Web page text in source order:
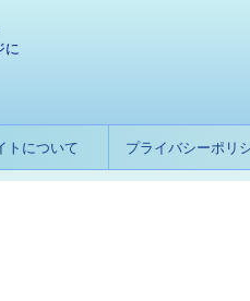
に
トについて プライバシーポリ